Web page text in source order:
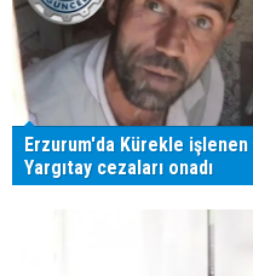
Erzurum'da Kürekle
Yargıtay cezaları onadı